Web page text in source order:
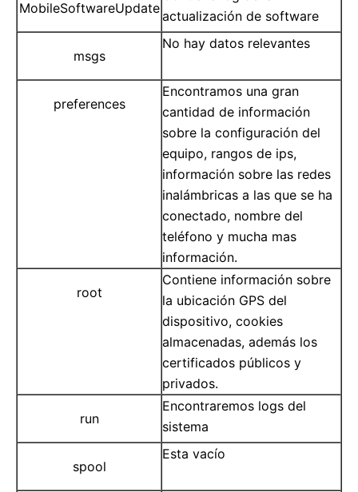
MobileSoftwareUpdateactualización de software
msgs
No hay datos relevantes
preferences
Encontramos una gran
cantidad de información
sobre la configuración del
equipo, rangos de ips,
información sobre las redes
inalámbricas a las que se ha
conectado, nombre del
teléfono y mucha mas
información.
root
Contiene información sobre
la ubicación GPS del
dispositivo, cookies
almacenadas, además los
certificados públicos y
privados.
run
Encontraremos logs del
sistema
spool
Esta vacío